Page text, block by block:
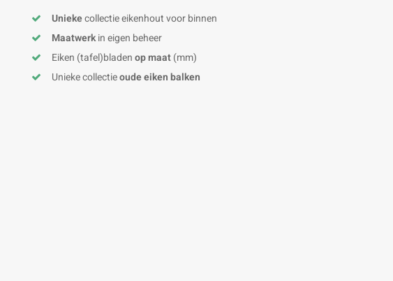
Uniekecollectie eikenhout voor binnen
Maatwerkin eigen beheer
Eiken (tafel)bladenop maat(mm)
Unieke collectieoude eiken balken